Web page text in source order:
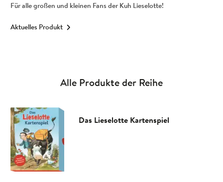
Für alle großen und kleinen Fans der Kuh Lieselotte!
Aktuelles Produkt
Alle Produkte der Reihe
Das Lieselotte Kartenspiel